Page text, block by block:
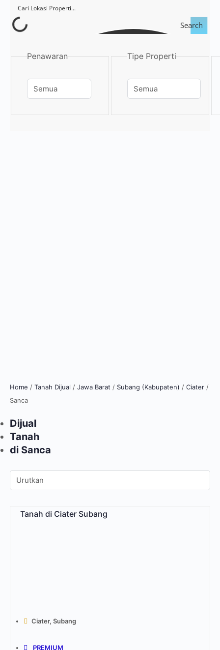
Search
Penawaran Tipe Properti
Home / Tanah Dijual / Jawa Barat / Subang (Kabupaten) / Ciater /
Sanca
Dijual
Tanah
di Sanca
Tanah di Ciater Subang
Ciater, Subang
PREMIUM